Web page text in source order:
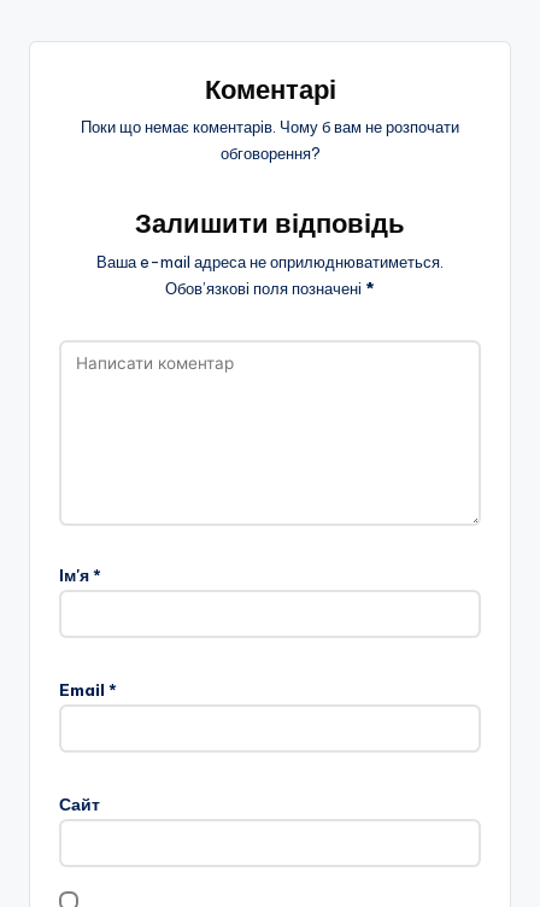
Коментарі
Поки що немає коментарів. Чому б вам не розпочати
обговорення?
Залишити відповідь
Ваша e-mail адреса не оприлюднюватиметься.
Обов’язкові поля позначені *
Ім'я*
Email *
Сайт